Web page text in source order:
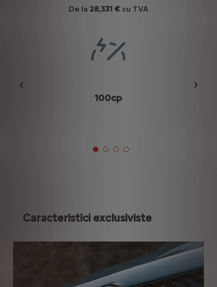
De la 28,331 € cu TVA
Précédent
100cp
Caracteristici exclusiviste